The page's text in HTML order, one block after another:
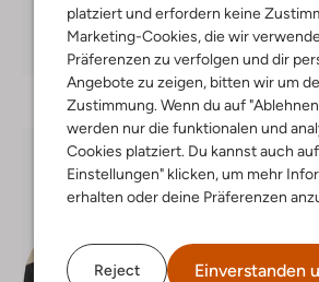
platziert und erfordern keine
Marketing-Cookies, die wir
Präferenzen zu verfolgen und dir
Angebote zu zeigen, bitten wir um
Zustimmung. Wenn du auf
werden nur die funktionalen und
Cookies platziert. Du kannst auch
Einstellungen" klicken, um mehr
erhalten oder deine Präferenzen
Reject Einverstanden
Entdecke den Look